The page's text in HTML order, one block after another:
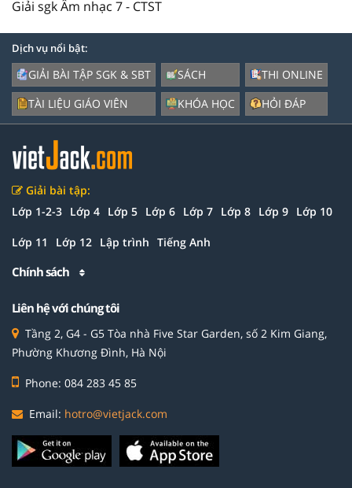
Giải sgk Âm nhạc 7 - CTST
Dịch vụ nổi bật:
GIẢI BÀI TẬP SGK & SBT
TÀI LIỆU GIÁO VIÊN
SÁCH
KHÓA HỌC
THI ONLINE
HỎI ĐÁP
Giải bài tập:
Lớp 1-2-3 Lớp 4 Lớp 5 Lớp 6 Lớp 7 Lớp 8 Lớp 9 Lớp 10
Lớp 11 Lớp 12 Lập trình Tiếng Anh
Chính sách
Liên hệ với chúng tôi
Tầng 2, G4 - G5 Tòa nhà Five Star Garden, số 2 Kim Giang,
Phường Khương Đình, Hà Nội
Phone: 084 283 45 85
Email: hotro@vietjack.com